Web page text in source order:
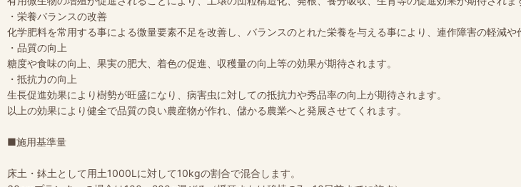
・栄養バランスの改善
化学肥料を常用する事による微量要素不足を改善し、バランスのとれた栄養を与える事により、連作障害の軽減や
・品質の向上
糖度や食味の向上、果実の肥大、着色の促進、収穫量の向上等の効果が期待されます。
・抵抗力の向上
生長促進効果により樹勢が旺盛になり、病害虫に対しての抵抗力や秀品率の向上が期待されます。
以上の効果により健全で品質の良い農産物が作れ、儲かる農業へと発展させてくれます。
■施用基準量
床土・鉢土として用土1000Lに対して10kgの割合で混合します。